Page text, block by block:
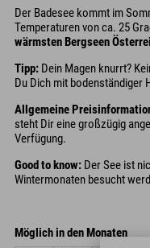
Der Badesee kommt im
Temperaturen von ca. 25
wärmsten Bergseen
Tipp: Dein Magen knurrt?
Du Dich mit bodenständiger
Allgemeine
steht Dir eine großzügig
Verfügung.
Good to know: Der See ist
Wintermonaten besucht
Möglich in den Monaten